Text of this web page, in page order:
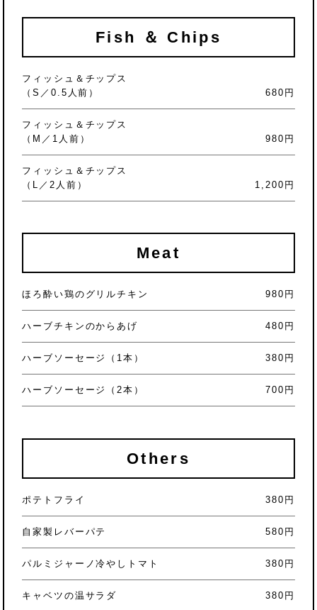
Fish ＆ Chips
フィッシュ＆チップス
（S／0.5人前）
680円
フィッシュ＆チップス
（M／1人前）
980円
フィッシュ＆チップス
（L／2人前）
1,200円
Meat
ほろ酔い鶏のグリルチキン 980円
ハーブチキンのからあげ 480円
ハーブソーセージ（1本） 380円
ハーブソーセージ（2本） 700円
Others
ポテトフライ 380円
自家製レバーパテ 580円
パルミジャーノ冷やしトマト 380円
キャベツの温サラダ 380円